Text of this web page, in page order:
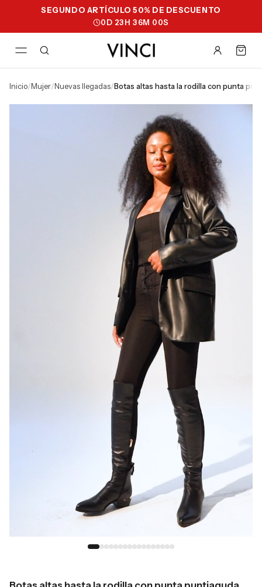
SEGUNDO ARTÍCULO 50% DE DESCUENTO
0D23H 35M 59S
inicio/ mujer/ nuevas llegadas/ botas altas hasta la rodilla con punta